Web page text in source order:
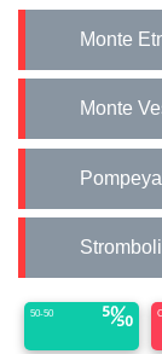
Monte
Monte
Pompeya
Stromboli
50-50